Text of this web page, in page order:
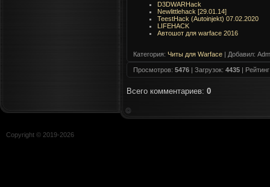
D3DWARHack
Newlittlehack [29.01.14]
TeestHack (Autoinjekt) 07.02.2020
LIFEHACK
Автошот для warface 2016
Категория: Читы для Warface | Добавил:
Просмотров: 5476 | Загрузок: 4435 | Рейтинг
Всего комментариев: 0
Copyright © 2019-2026